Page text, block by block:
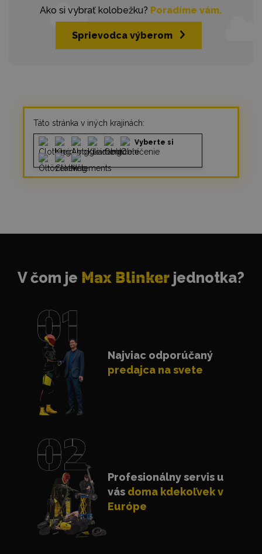
Ako si vybrať kolobežku? Poradíme vám.
Sprievodca výberom
Táto stránka v iných krajinách:
Vyberte si
V čom je Max Blinker jednotka?
Najviac odporúčaný
predajca na svete
Profesionálny servis u
vás doma kdekoľvek v
Európe